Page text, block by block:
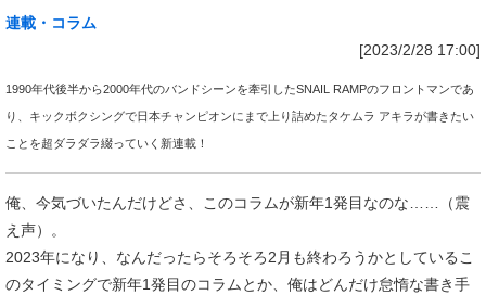
連載・コラム
[2023/2/28 17:00]
1990年代後半から2000年代のバンドシーンを牽引したSNAIL RAMPのフロントマンであ
り、キックボクシングで日本チャンピオンにまで上り詰めたタケムラ アキラが書きたい
ことを超ダラダラ綴っていく新連載！
俺、今気づいたんだけどさ、このコラムが新年1発目なのな……（震
え声）。
2023年になり、なんだったらそろそろ2月も終わろうかとしているこ
のタイミングで新年1発目のコラムとか、俺はどんだけ怠惰な書き手